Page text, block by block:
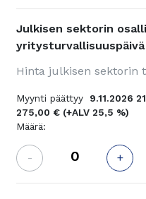
Julkisen sektorin
yritysturvallisuuspäivä
Hinta julkisen sektorin
Myynti päättyy
9.11.2026
275,00 € (+ALV 25,5 %)
Määrä:
- +